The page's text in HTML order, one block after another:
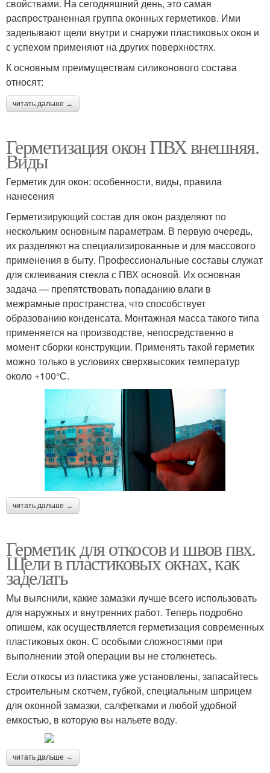
свойствами. На сегодняшний день, это самая
распространенная группа оконных герметиков. Ими
заделывают щели внутри и снаружи пластиковых окон и
с успехом применяют на других поверхностях.
К основным преимуществам силиконового состава
относят:
читать дальше →
Герметизация окон ПВХ внешняя.
Виды
Герметик для окон: особенности, виды, правила
нанесения
Герметизирующий состав для окон разделяют по
нескольким основным параметрам. В первую очередь,
их разделяют на специализированные и для массового
применения в быту. Профессиональные составы служат
для склеивания стекла с ПВХ основой. Их основная
задача — препятствовать попаданию влаги в
межрамные пространства, что способствует
образованию конденсата. Монтажная масса такого типа
применяется на производстве, непосредственно в
момент сборки конструкции. Применять такой герметик
можно только в условиях сверхвысоких температур
около +100°С.
читать дальше →
Герметик для откосов и швов пвх.
Щели в пластиковых окнах, как
заделать
Мы выяснили, какие замазки лучше всего использовать
для наружных и внутренних работ. Теперь подробно
опишем, как осуществляется герметизация современных
пластиковых окон. С особыми сложностями при
выполнении этой операции вы не столкнетесь.
Если откосы из пластика уже установлены, запасайтесь
строительным скотчем, губкой, специальным шприцем
для оконной замазки, салфетками и любой удобной
емкостью, в которую вы нальете воду.
читать дальше →